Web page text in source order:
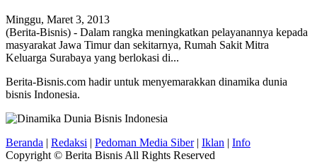
Minggu, Maret 3, 2013
(Berita-Bisnis) - Dalam rangka meningkatkan pelayanannya kepada
masyarakat Jawa Timur dan sekitarnya, Rumah Sakit Mitra
Keluarga Surabaya yang berlokasi di...
Berita-Bisnis.com hadir untuk menyemarakkan dinamika dunia
bisnis Indonesia.
Beranda | Redaksi | Pedoman Media Siber| Iklan | Info
Copyright © Berita Bisnis All Rights Reserved